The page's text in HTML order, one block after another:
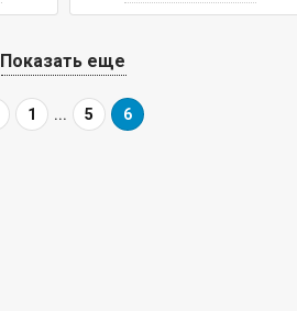
Показать еще
1 ... 5 6